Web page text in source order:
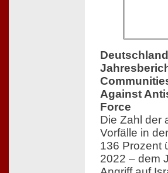
Against
Force
Die Zahl der
Vorfälle in
136 Prozent
2022 – dem